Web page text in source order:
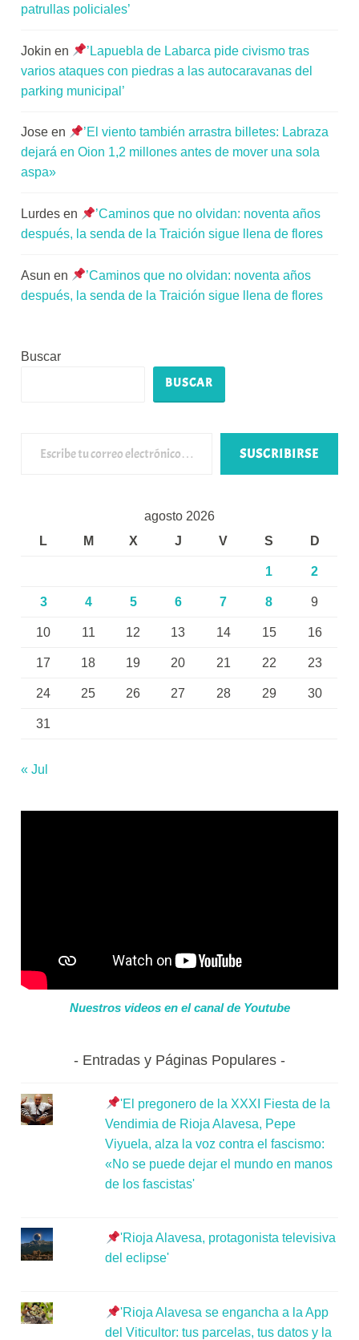
patrullas policiales’
Jokin en
’Lapuebla de Labarca pide civismo tras
varios ataques con piedras a las autocaravanas del
parking municipal’
Jose en
’El viento también arrastra billetes: Labraza
dejará en Oion 1,2 millones antes de mover una sola
aspa»
Lurdes en
’Caminos que no olvidan: noventa años
después, la senda de la Traición sigue llena de flores
Asun en
’Caminos que no olvidan: noventa años
después, la senda de la Traición sigue llena de flores
Buscar
BUSCAR
SUSCRIBIRSE
agosto 2026
L
M X J V S D
1 2
3 4 5 6 7 8 9
10 11 12 13 14 15 16
17 18 19 20 21 22 23
24 25 26 27 28 29 30
31
« Jul
Nuestros videos en el canal de Youtube
Entradas y Páginas Populares
'El pregonero de la XXXI Fiesta de la
Vendimia de Rioja Alavesa, Pepe
Viyuela, alza la voz contra el fascismo:
«No se puede dejar el mundo en manos
de los fascistas'
'Rioja Alavesa, protagonista televisiva
del eclipse'
'Rioja Alavesa se engancha a la App
del Viticultor: tus parcelas, tus datos y la